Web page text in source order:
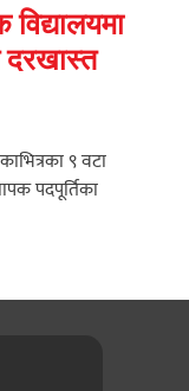
दरखास्त
९ वटा
पदपूर्तिका